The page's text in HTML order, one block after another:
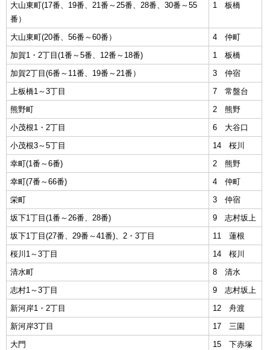
大山東町(17番、19番、21番～25番、28番、30番～55
番）
1 板橋
大山東町(20番、56番～60番）
4 仲町
加賀1・2丁目(1番～5番、12番～18番)
1 板橋
加賀2丁目(6番～11番、19番～21番）
3 仲宿
上板橋1～3丁目
7 常盤台
熊野町
2 熊野
小茂根1・2丁目
6 大谷口
小茂根3～5丁目
14 桜川
幸町(1番～6番)
2 熊野
幸町(7番～66番)
4 仲町
栄町
3 仲宿
坂下1丁目(1番～26番、28番)
9 志村坂上
坂下1丁目(27番、29番～41番)、2・3丁目
11 蓮根
桜川1～3丁目
14 桜川
清水町
8 清水
志村1～3丁目
9 志村坂上
新河岸1・2丁目
12 舟渡
新河岸3丁目
17 三園
大門
15 下赤塚